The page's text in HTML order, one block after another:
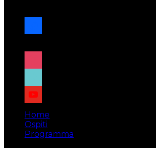
facebook
x
instagram
tiktok
youtube
Home
Ospiti
Programma